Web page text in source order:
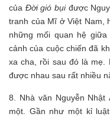
của Đời gió bụiđược
tranh của Mĩ ở Việt Nam,
những mối quan hệ
cảnh của cuộc chiến đã
xa cha, rồi sau đó là mẹ.
được nhau sau rất nhiều
8. Nhà văn Nguyễn Nhật
một. Gần như một kỉ